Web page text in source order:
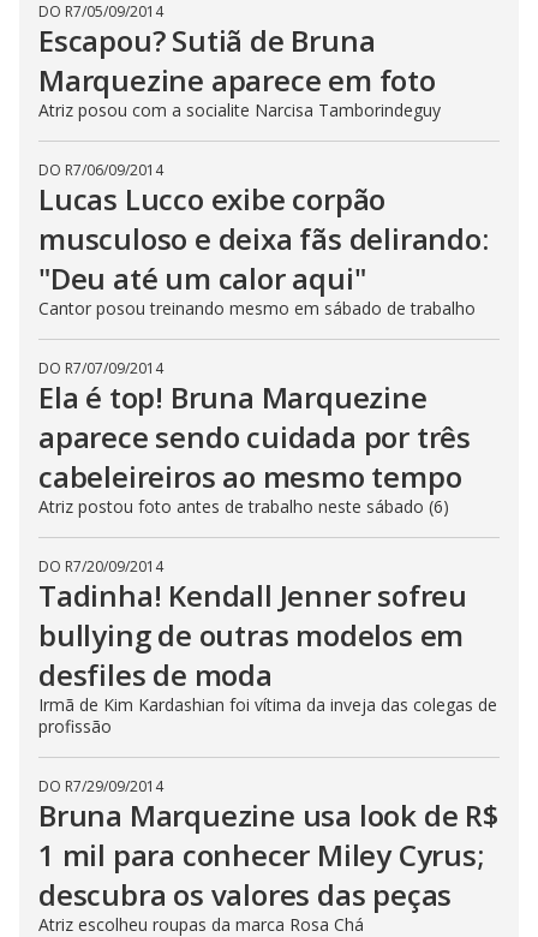
DO R7/05/09/2014
Escapou? Sutiã de Bruna
Marquezine aparece em foto
Atriz posou com a socialite Narcisa Tamborindeguy
DO R7/06/09/2014
Lucas Lucco exibe corpão
musculoso e deixa fãs delirando:
"Deu até um calor aqui"
Cantor posou treinando mesmo em sábado de trabalho
DO R7/07/09/2014
Ela é top! Bruna Marquezine
aparece sendo cuidada por três
cabeleireiros ao mesmo tempo
Atriz postou foto antes de trabalho neste sábado (6)
DO R7/20/09/2014
Tadinha! Kendall Jenner sofreu
bullying de outras modelos em
desfiles de moda
Irmã de Kim Kardashian foi vítima da inveja das colegas de
profissão
DO R7/29/09/2014
Bruna Marquezine usa look de R$
1 mil para conhecer Miley Cyrus;
descubra os valores das peças
Atriz escolheu roupas da marca Rosa Chá